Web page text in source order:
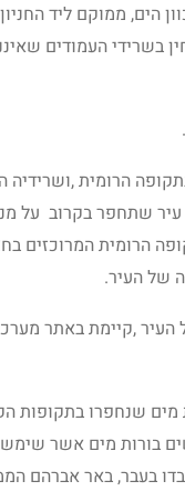
הים, ממוקם ליד
בשרידי העמודים
הרומית ,ושרידיה
שתחפר בקרוב על
הרומית המרוכזים
של העיר.
,קיימת באתר
שנחפרו בתקופות
בורות מים אשר
בעבר, באר אברהם